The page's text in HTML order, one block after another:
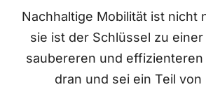
Nachhaltige Mobilität ist nicht
sie ist der Schlüssel zu
saubereren und effizienteren
dran und sei ein Teil von